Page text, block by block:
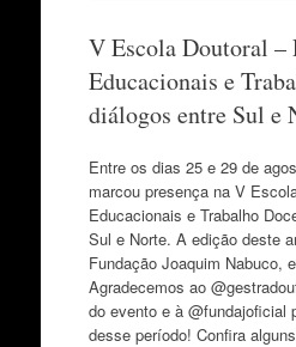
V Escola Doutoral –
Educacionais e
diálogos entre Sul e
Entre os dias 25 e 29 de
marcou presença na V
Educacionais e Trabalho
Sul e Norte. A edição deste
Fundação Joaquim Nabuco,
Agradecemos ao
do evento e à @fundajoficial
desse período! Confira